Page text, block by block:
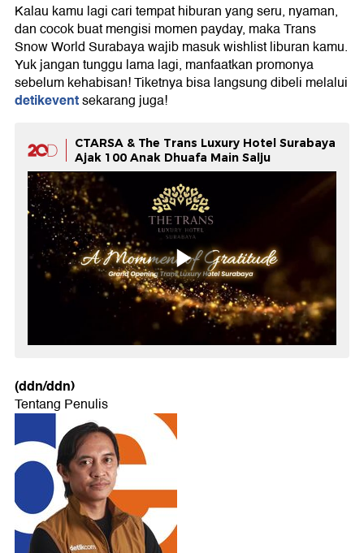
Kalau kamu lagi cari tempat hiburan yang seru, nyaman,
dan cocok buat mengisi momen payday, maka Trans
Snow World Surabaya wajib masuk wishlist liburan kamu.
Yuk jangan tunggu lama lagi, manfaatkan promonya
sebelum kehabisan! Tiketnya bisa langsung dibeli melalui
detikeventsekarang juga!
CTARSA & The Trans Luxury Hotel Surabaya
Ajak 100 Anak Dhuafa Main Salju
(ddn/ddn)